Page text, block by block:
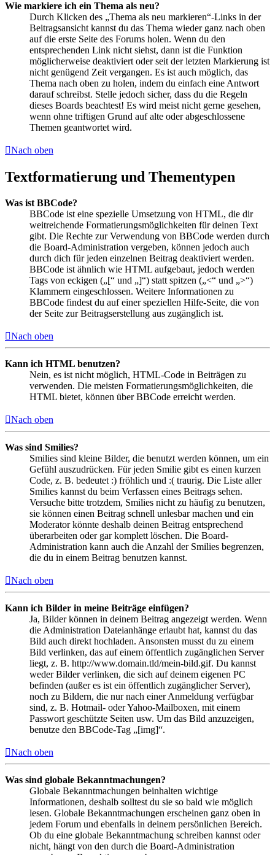
Wie markiere ich ein Thema als neu?
Durch Klicken des „Thema als neu markieren“-Links in der
Beitragsansicht kannst du das Thema wieder ganz nach oben
auf die erste Seite des Forums holen. Wenn du den
entsprechenden Link nicht siehst, dann ist die Funktion
möglicherweise deaktiviert oder seit der letzten Markierung ist
nicht genügend Zeit vergangen. Es ist auch möglich, das
Thema nach oben zu holen, indem du einfach eine Antwort
darauf schreibst. Stelle jedoch sicher, dass du die Regeln
dieses Boards beachtest! Es wird meist nicht gerne gesehen,
wenn ohne triftigen Grund auf alte oder abgeschlossene
Themen geantwortet wird.
Nach oben
Textformatierung und Thementypen
Was ist BBCode?
BBCode ist eine spezielle Umsetzung von HTML, die dir
weitreichende Formatierungsmöglichkeiten für deinen Text
gibt. Die Rechte zur Verwendung von BBCode werden durch
die Board-Administration vergeben, können jedoch auch
durch dich für jeden einzelnen Beitrag deaktiviert werden.
BBCode ist ähnlich wie HTML aufgebaut, jedoch werden
Tags von eckigen („[“ und „]“) statt spitzen („<“ und „>“)
Klammern eingeschlossen. Weitere Informationen zu
BBCode findest du auf einer speziellen Hilfe-Seite, die von
der Seite zur Beitragserstellung aus zugänglich ist.
Nach oben
Kann ich HTML benutzen?
Nein, es ist nicht möglich, HTML-Code in Beiträgen zu
verwenden. Die meisten Formatierungsmöglichkeiten, die
HTML bietet, können über BBCode erreicht werden.
Nach oben
Was sind Smilies?
Smilies sind kleine Bilder, die benutzt werden können, um ein
Gefühl auszudrücken. Für jeden Smilie gibt es einen kurzen
Code, z. B. bedeutet :) fröhlich und :( traurig. Die Liste aller
Smilies kannst du beim Verfassen eines Beitrags sehen.
Versuche bitte trotzdem, Smilies nicht zu häufig zu benutzen,
sie können einen Beitrag schnell unlesbar machen und ein
Moderator könnte deshalb deinen Beitrag entsprechend
überarbeiten oder gar komplett löschen. Die Board-
Administration kann auch die Anzahl der Smilies begrenzen,
die du in einem Beitrag benutzen kannst.
Nach oben
Kann ich Bilder in meine Beiträge einfügen?
Ja, Bilder können in deinem Beitrag angezeigt werden. Wenn
die Administration Dateianhänge erlaubt hat, kannst du das
Bild auch direkt hochladen. Ansonsten musst du zu einem
Bild verlinken, das auf einem öffentlich zugänglichen Server
liegt, z. B. http://www.domain.tld/mein-bild.gif. Du kannst
weder Bilder verlinken, die sich auf deinem eigenen PC
befinden (außer es ist ein öffentlich zugänglicher Server),
noch zu Bildern, die nur nach einer Anmeldung verfügbar
sind, z. B. Hotmail- oder Yahoo-Mailboxen, mit einem
Passwort geschützte Seiten usw. Um das Bild anzuzeigen,
benutze den BBCode-Tag „[img]“.
Nach oben
Was sind globale Bekanntmachungen?
Globale Bekanntmachungen beinhalten wichtige
Informationen, deshalb solltest du sie so bald wie möglich
lesen. Globale Bekanntmachungen erscheinen ganz oben in
jedem Forum und ebenfalls in deinem persönlichen Bereich.
Ob du eine globale Bekanntmachung schreiben kannst oder
nicht, hängt von den durch die Board-Administration